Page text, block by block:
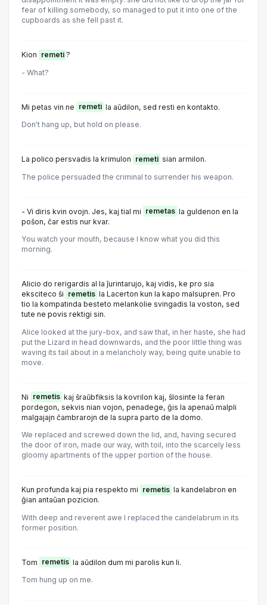
fear of killing somebody, so managed to put it into one of the
cupboards as she fell past it.
Kion remeti ?
- What?
Mi petas vin ne remeti la aŭdilon, sed resti en kontakto.
Don't hang up, but hold on please.
La polico persvadis la krimulon remeti sian armilon.
The police persuaded the criminal to surrender his weapon.
- Vi diris kvin ovojn. Jes, kaj tial mi remetas la guldenon en la
poŝon, ĉar estis nur kvar.
You watch your mouth, because I know what you did this
morning.
Alicio do rerigardis al la ĵurintarujo, kaj vidis, ke pro sia
eksciteco ŝi remetis la Lacerton kun la kapo malsupren. Pro
tio la kompatinda besteto melankolie svingadis la voston, sed
tute ne povis rektigi sin.
Alice looked at the jury-box, and saw that, in her haste, she had
put the Lizard in head downwards, and the poor little thing was
waving its tail about in a melancholy way, being quite unable to
move.
Ni remetis kaj ŝraŭbfiksis la kovrilon kaj, ŝlosinte la feran
pordegon, sekvis nian vojon, penadege, ĝis la apenaŭ malpli
malgajajn ĉambrarojn de la supra parto de la domo.
We replaced and screwed down the lid, and, having secured
the door of iron, made our way, with toil, into the scarcely less
gloomy apartments of the upper portion of the house.
Kun profunda kaj pia respekto mi remetis la kandelabron en
ĝian antaŭan pozicion.
With deep and reverent awe I replaced the candelabrum in its
former position.
Tom remetis la aŭdilon dum mi parolis kun li.
Tom hung up on me.